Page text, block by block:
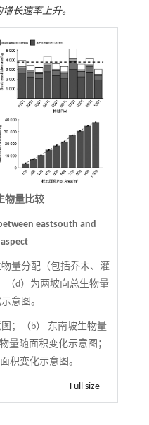
长速率上升。
物量比较
eastsouth and
物量分配（包括乔木、灌
（d）为两坡向总生物量
意图。
；（b） 东南坡生物量
量随面积变化示意图；
积变化示意图。
Full size